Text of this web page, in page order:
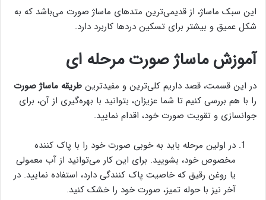
این سبک ماساژ، از قدیمی‌ترین متد‌های ماساژ صورت می‌باشد که به
شکل عمیق و بیشتر برای تسکین درد‌ها کاربرد دارد.
آموزش ماساژ صورت مرحله ای
در این قسمت، قصد داریم کلی‌ترین و مفیدترین طریقه ماساژ صورت
را با هم بررسی کنیم تا شما عزیزان، بتوانید با بهره‌گیری از آن، برای
جوانسازی و تقویت صورت خود، اقدام نمایید.
در اولین مرحله باید به خوبی صورت خود را با پاک کننده
مخصوص خود، بشویید. برای این کار می‌توانید از آب معمولی
یا روغن رقیق که خاصیت پاک کنندگی دارد، استفاده نمایید. در
آخر نیز با حوله تمیز، صورت خود را خشک کنید.